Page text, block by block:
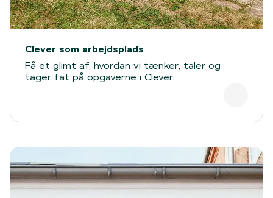
Clever som arbejdsplads
Få et glimt af, hvordan vi tænker, taler og
tager fat på opgaverne i Clever.